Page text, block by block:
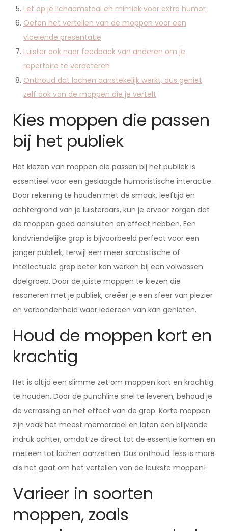
Let op je lichaamstaal en mimiek voor extra humor
Oefen het vertellen van de moppen voor een
vloeiende presentatie
Luister ook naar feedback van anderen om je
repertoire te verbeteren
Onthoud dat lachen aanstekelijk werkt, dus geniet
zelf ook van de moppen die je vertelt
Kies moppen die passen
bij het publiek
Het kiezen van moppen die passen bij het publiek is
essentieel voor een geslaagde humoristische interactie.
Door rekening te houden met de smaak, leeftijd en
achtergrond van je luisteraars, kun je ervoor zorgen dat
de moppen goed aansluiten en effect hebben. Een
kindvriendelijke grap is bijvoorbeeld perfect voor een
jonger publiek, terwijl een meer sarcastische of
intellectuele grap beter kan werken bij een volwassen
doelgroep. Door de juiste moppen te kiezen die
resoneren met je publiek, creëer je een sfeer van plezier
en verbondenheid waar iedereen van kan genieten.
Houd de moppen kort en
krachtig
Het is altijd een slimme zet om moppen kort en krachtig
te houden. Door de punchline snel te leveren, behoud je
de verrassing en het effect van de grap. Korte moppen
zijn vaak het meest memorabel en laten een blijvende
indruk achter, omdat ze direct tot de essentie komen en
meteen tot lachen aanzetten. Dus onthoud: less is more
als het gaat om het vertellen van de leukste moppen!
Varieer in soorten
moppen, zoals